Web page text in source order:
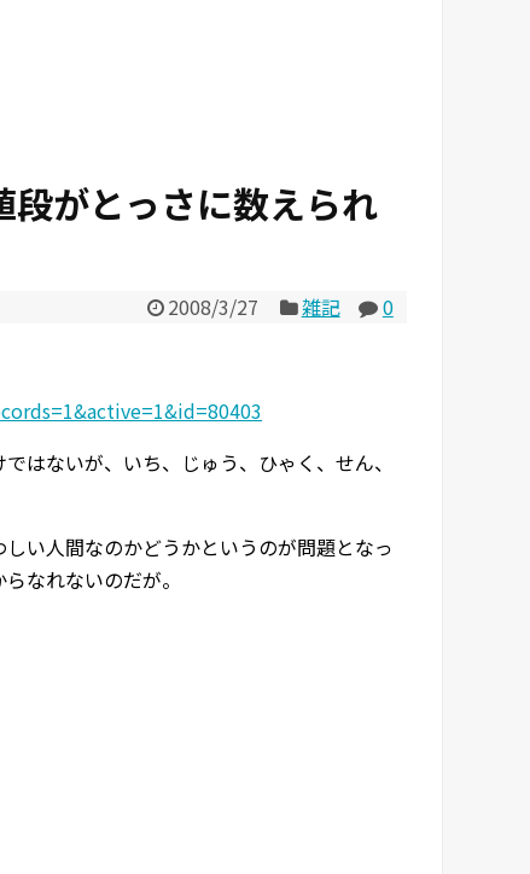
がとっさに数えられ
2008/3/27 雑記
0
はないが、いち、じゅう、ひゃく、せん、
い人間なのかどうかというのが問題となっ
なれないのだが。